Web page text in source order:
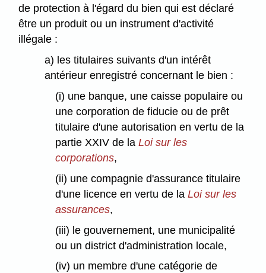
de protection à l'égard du bien qui est déclaré
être un produit ou un instrument d'activité
illégale :
a) les titulaires suivants d'un intérêt
antérieur enregistré concernant le bien :
(i) une banque, une caisse populaire ou
une corporation de fiducie ou de prêt
titulaire d'une autorisation en vertu de la
partie XXIV de la Loi sur les
corporations,
(ii) une compagnie d'assurance titulaire
d'une licence en vertu de la Loi sur les
assurances,
(iii) le gouvernement, une municipalité
ou un district d'administration locale,
(iv) un membre d'une catégorie de